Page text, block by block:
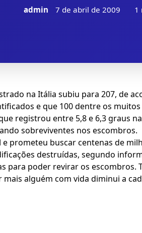
admin 7 de abril de 2009 1
na Itália subiu para 207, de
e que 100 dentre os
registrou entre 5,8 e 6,3 graus
sobreviventes nos escombros.
prometeu buscar centenas de
destruídas, segundo
para poder revirar os
alguém com vida diminui a